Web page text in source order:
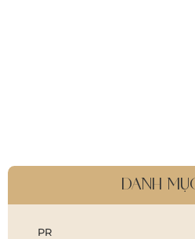
DANH
PR